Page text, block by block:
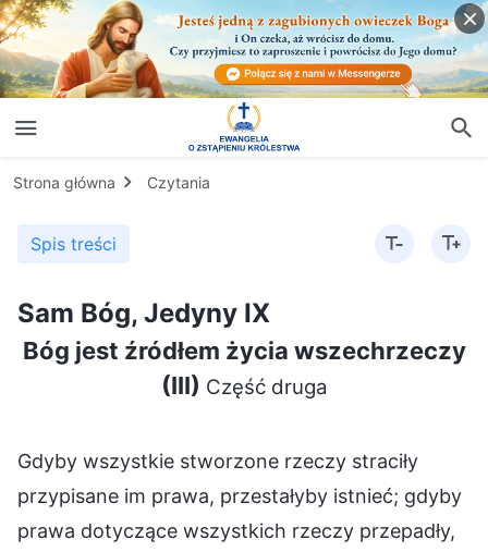
Strona główna Czytania
Spis treści
Sam Bóg, Jedyny IX
Bóg jest źródłem życia wszechrzeczy
(III) Część druga
Gdyby wszystkie stworzone rzeczy straciły
przypisane im prawa, przestałyby istnieć; gdyby
prawa dotyczące wszystkich rzeczy przepadły,